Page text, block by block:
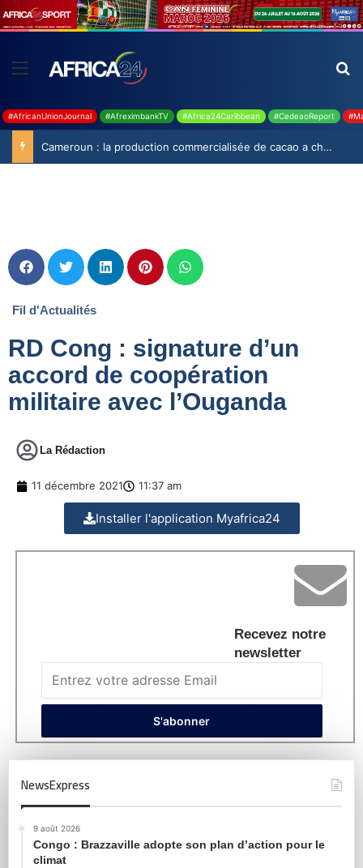
#AfricanUnionJournal #AfreximbankTV #Africa24Caribbean #CedeaoReport
Cameroun : la production commercialisée de cacao a chuté de 19,9% durant la saison 2025-2026
Fil d'Actualités
RD Cong : signature d’un
accord de coopération
militaire avec l’Ouganda
La Rédaction
11 décembre 2021 11:37 am
Installer l'application Myafrica24
Recevez notre
newsletter
NewsExpress
9 août 2026
Congo : Brazzaville adopte son plan d’action pour le
climat